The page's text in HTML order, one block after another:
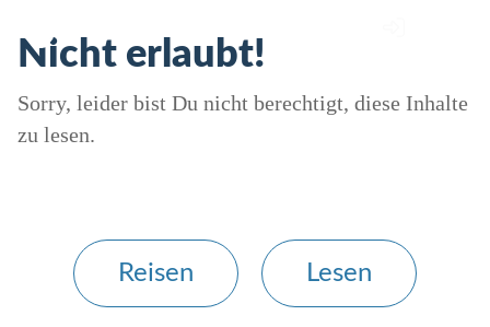
Nicht erlaubt!
Sorry, leider bist Du nicht berechtigt, diese Inhalte
zu lesen.
Reisen Lesen